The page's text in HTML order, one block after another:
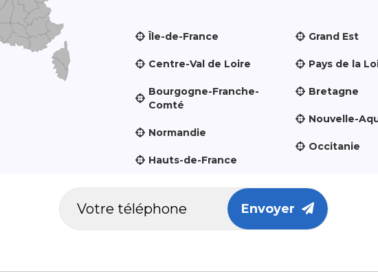
Île-de-France
Centre-Val de Loire
Bourgogne-Franche-
Comté
Normandie
Hauts-de-France
Grand Est
Pays de la
Bretagne
Nouvelle-
Occitanie
Envoyer